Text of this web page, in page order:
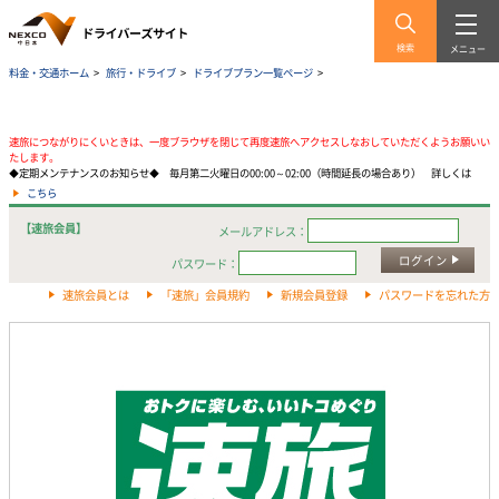
検索 メニュー
料金・交通ホーム > 旅行・ドライブ > ドライブプラン一覧ページ >
速旅につながりにくいときは、一度ブラウザを閉じて再度速旅へアクセスしなおしていただくようお願いい
たします。
◆定期メンテナンスのお知らせ◆ 毎月第二火曜日の00:00～02:00（時間延長の場合あり） 詳しくは
こちら
【速旅会員】
メールアドレス：
パスワード：
ログイン
速旅会員とは 「速旅」会員規約 新規会員登録 パスワードを忘れた方